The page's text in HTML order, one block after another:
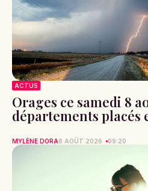
ACTUS
Orages ce samedi 8
départements placés
MYLÈNE DORA8 AOÛT 2026 09:20